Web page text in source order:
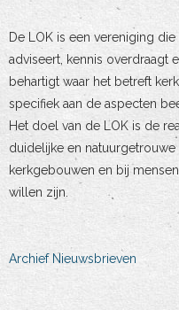
De LOK is een vereniging
adviseert, kennis overdraagt
behartigt waar het betreft
specifiek aan de aspecten
Het doel van de LOK is de
duidelijke en
kerkgebouwen en bij
willen zijn.
Archief Nieuwsbrieven